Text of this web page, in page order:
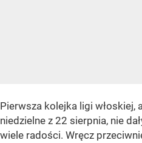
Pierwsza kolejka ligi włoskiej,
niedzielne z 22 sierpnia, nie
wiele radości. Wręcz